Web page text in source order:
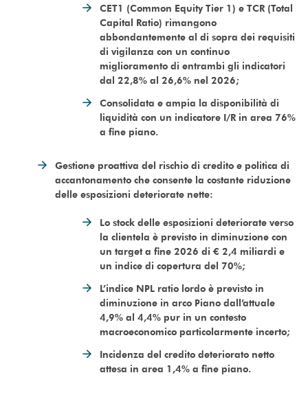
CET1 (Common Equity Tier 1) e TCR (Total
Capital Ratio) rimangono
abbondantemente al di sopra dei requisiti
di vigilanza con un continuo
miglioramento di entrambi gli indicatori
dal 22,8% al 26,6% nel 2026;
Consolidata e ampia la disponibilità di
liquidità con un indicatore I/R in area 76%
a fine piano.
Gestione proattiva del rischio di credito e politica di
accantonamento che consente la costante riduzione
delle esposizioni deteriorate nette:
Lo stock delle esposizioni deteriorate verso
la clientela è previsto in diminuzione con
un target a fine 2026 di € 2,4 miliardi e
un indice di copertura del 70%;
L’indice NPL ratio lordo è previsto in
diminuzione in arco Piano dall’attuale
4,9% al 4,4% pur in un contesto
macroeconomico particolarmente incerto;
Incidenza del credito deteriorato netto
attesa in area 1,4% a fine piano.